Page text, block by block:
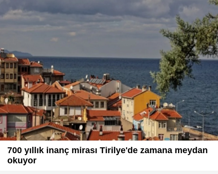
700 yıllık inanç mirası Tirilye'de zamana meydan
okuyor